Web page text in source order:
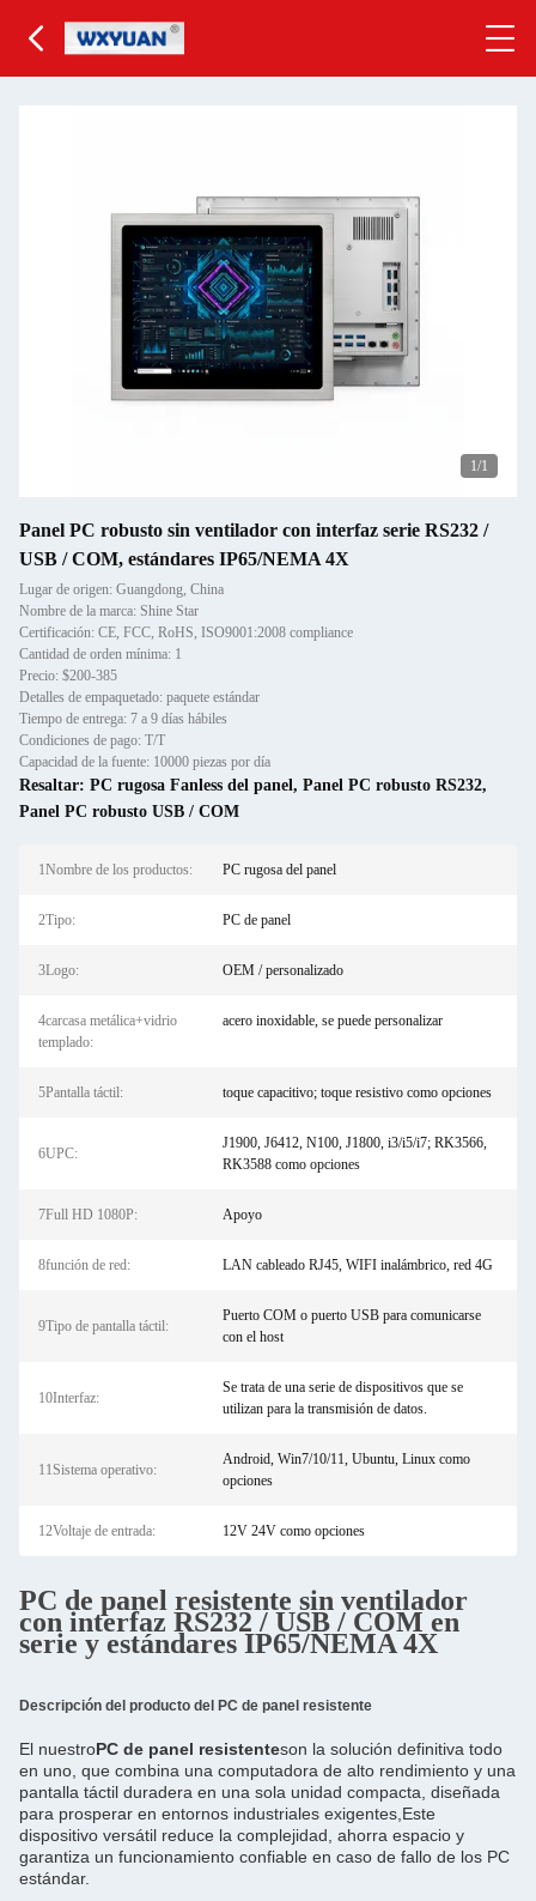
1/1
Panel PC robusto sin ventilador con interfaz serie RS232 /
USB / COM, estándares IP65/NEMA 4X
Lugar de origen: Guangdong, China
Nombre de la marca: Shine Star
Certificación: CE, FCC, RoHS, ISO9001:2008 compliance
Cantidad de orden mínima: 1
Precio: $200-385
Detalles de empaquetado: paquete estándar
Tiempo de entrega: 7 a 9 días hábiles
Condiciones de pago: T/T
Capacidad de la fuente: 10000 piezas por día
Resaltar: PC rugosa Fanless del panel, Panel PC robusto RS232,
Panel PC robusto USB / COM
1Nombre de los productos: PC rugosa del panel
2Tipo: PC de panel
3Logo: OEM / personalizado
4carcasa metálica+vidrio
templado:
acero inoxidable, se puede personalizar
5Pantalla táctil: toque capacitivo; toque resistivo como opciones
6UPC:
J1900, J6412, N100, J1800, i3/i5/i7; RK3566,
RK3588 como opciones
7Full HD 1080P: Apoyo
8función de red: LAN cableado RJ45, WIFI inalámbrico, red 4G
9Tipo de pantalla táctil:
Puerto COM o puerto USB para comunicarse
con el host
10Interfaz:
Se trata de una serie de dispositivos que se
utilizan para la transmisión de datos.
11Sistema operativo:
Android, Win7/10/11, Ubuntu, Linux como
opciones
12Voltaje de entrada: 12V 24V como opciones
PC de panel resistente sin ventilador
con interfaz RS232 / USB / COM en
serie y estándares IP65/NEMA 4X
Descripción del producto del PC de panel resistente
El nuestroPC de panel resistenteson la solución definitiva todo
en uno, que combina una computadora de alto rendimiento y una
pantalla táctil duradera en una sola unidad compacta, diseñada
para prosperar en entornos industriales exigentes,Este
dispositivo versátil reduce la complejidad, ahorra espacio y
garantiza un funcionamiento confiable en caso de fallo de los PC
estándar.